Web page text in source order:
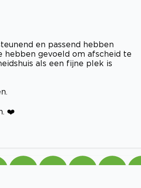
en passend hebben
hebben gevoeld om afscheid te
als een fijne plek is
❤️